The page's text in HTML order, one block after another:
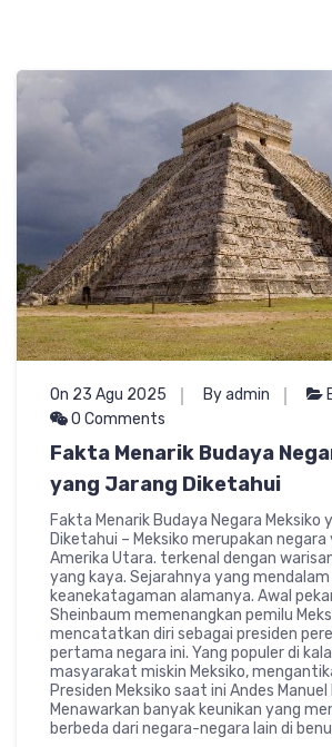
On 23 Agu 2025 By admin
0 Comments
Fakta Menarik Budaya
yang Jarang Diketahui
Fakta Menarik Budaya Negara Meksiko
Diketahui – Meksiko merupakan
Amerika Utara. terkenal dengan
yang kaya. Sejarahnya yang mendalam
keanekatagaman alamanya. Awal
Sheinbaum memenangkan pemilu
mencatatkan diri sebagai presiden
pertama negara ini. Yang populer di
masyarakat miskin Meksiko,
Presiden Meksiko saat ini Andes Manuel
Menawarkan banyak keunikan yang
berbeda dari negara-negara lain di